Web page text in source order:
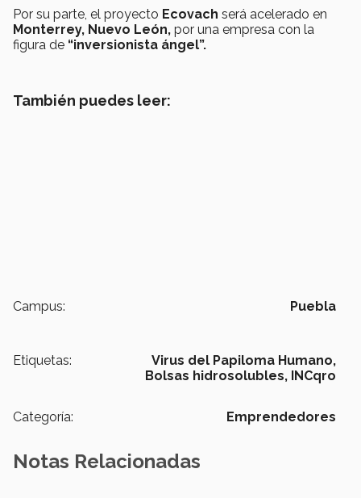
Por su parte, el proyecto Ecovach será acelerado en
Monterrey, Nuevo León, por una empresa con la
figura de “inversionista ángel”.
También puedes leer:
Campus: Puebla
Etiquetas:
Virus del Papiloma Humano,
Bolsas hidrosolubles, INCqro
Categoría: Emprendedores
Notas Relacionadas